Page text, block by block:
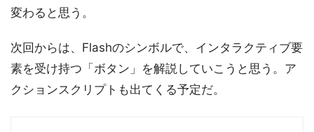
変わると思う。
次回からは、Flashのシンボルで、インタラクティブ要
素を受け持つ「ボタン」を解説していこうと思う。ア
クションスクリプトも出てくる予定だ。